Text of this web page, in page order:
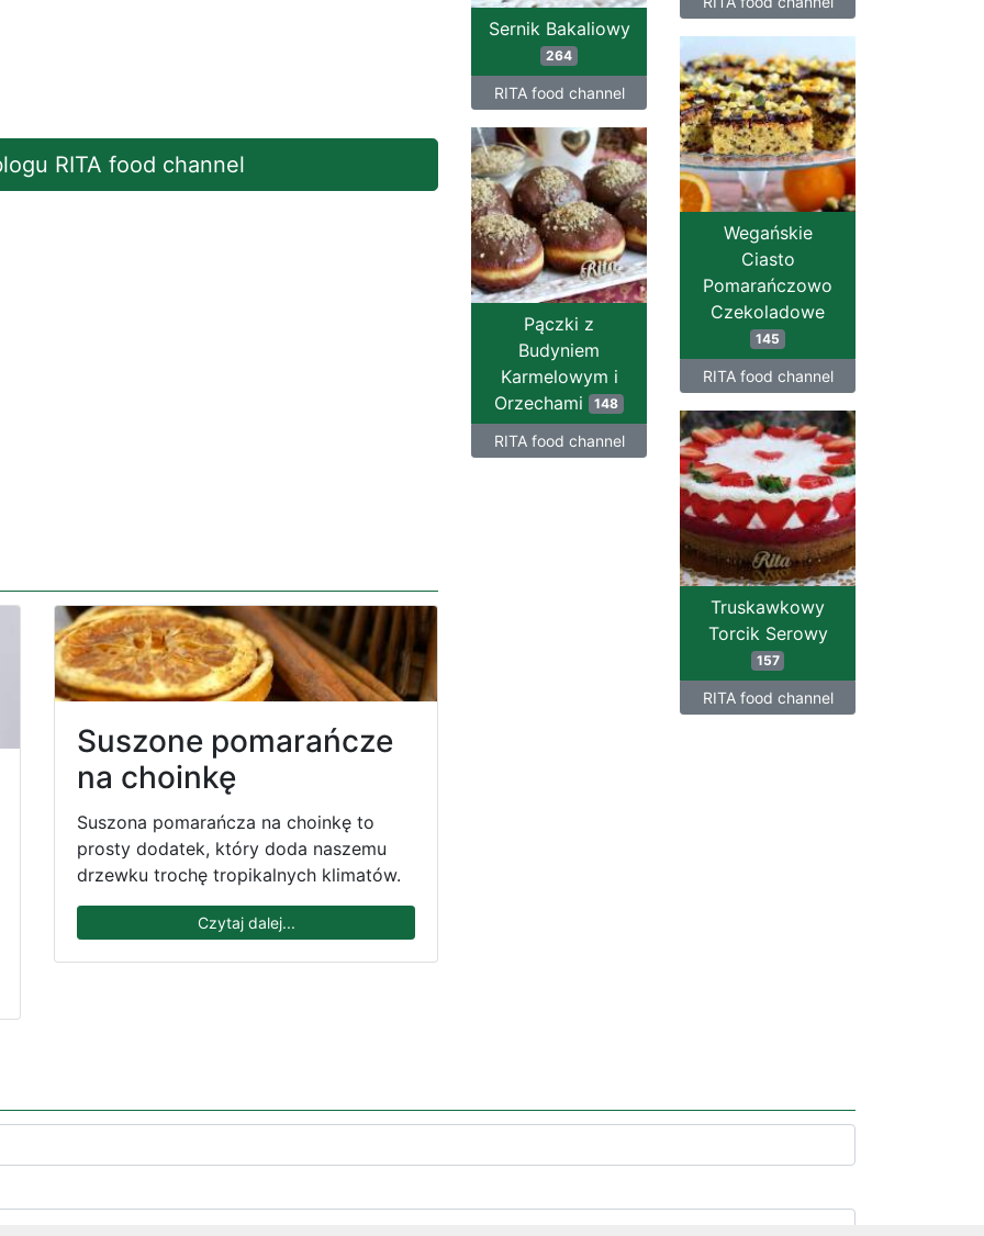
RITA food channel
Suszone pomarańcze
na choinkę
Suszona pomarańcza na choinkę to
prosty dodatek, który doda naszemu
drzewku trochę tropikalnych klimatów.
Czytaj dalej...
Sernik Bakaliowy
264
RITA food channel
Wegańskie
Ciasto
Pomarańczowo
Czekoladowe
145
RITA food channel
Pączki z
Budyniem
Karmelowym i
Orzechami 148
RITA food channel
Truskawkowy
Torcik Serowy
157
RITA food channel